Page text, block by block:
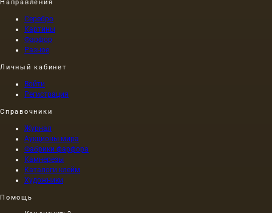
Направления
Серебро
Картины
Фарфор
Разное
Личный кабинет
Войти
Регистрация
Справочники
Журнал
Аукционы мира
Фабрики фарфора
Камнерезы
Каталоги клейм
Художники
Помощь